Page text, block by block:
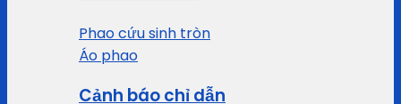
Phao cứu sinh tròn
Áo phao
Cảnh báo chỉ dẫn